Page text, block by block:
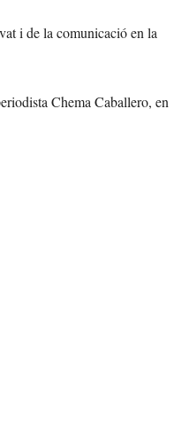
i de la comunicació en la
Chema Caballero, en